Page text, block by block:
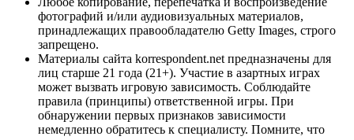
фотографий и/или аудиовизуальных материалов,
принадлежащих правообладателю Getty Images, строго
запрещено.
Материалы сайта korrespondent.net предназначены для
лиц старше 21 года (21+). Участие в азартных играх
может вызвать игровую зависимость. Соблюдайте
правила (принципы) ответственной игры. При
обнаружении первых признаков зависимости
немедленно обратитесь к специалисту. Помните, что